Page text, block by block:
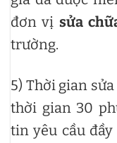
đơn vị sửa
trường.
5) Thời gian
thời gian 30
tin yêu cầu đầy